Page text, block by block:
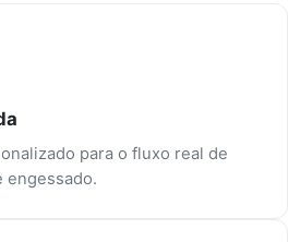
para o fluxo real de
engessado.